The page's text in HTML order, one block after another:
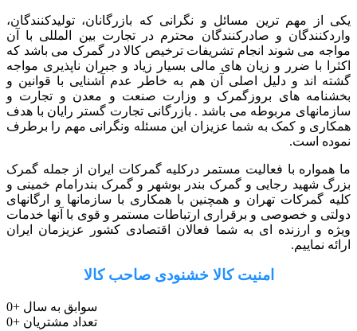
یکی از مهم ترین مسائل و نگرانی که بازرگانان، تولیدکنندگان،
واردکنندگان و صادرکنندگان محترم در تجارت بین المللی با آن
مواجه می شوند انجام تشریفات ترخیص کالا در گمرک می باشد که
اکثرا با ضرر و زیان های مالی بسیار زیاد و جبران ناپذیری مواجه
گشته اند و دلیل اصلی آن هم به خاطر عدم آشنایی با قوانین و
بخشنامه های بروزگمرک و وزارت صنعت و معدن و تجارت و
سازمانهای مربوطه می باشد . بازرگانی تجارت گستر رایان با هدف
همکاری و کمک به شما عزیزان این مسئله ونگرانی مهم را برطرف
نموده است.
ما همواره با فعالیت مستمر درکلیه گمرکات ایران از جمله گمرک
بزرگ شهید رجایی و گمرک بندر بوشهر و گمرک بندرامام خمینی و
کلیه گمرکات تهران و همچنین با همکاری با سازمانها و ارگانهای
دولتی و خصوصی و برقراری ارتباطات مستمر و قوی با آنها خدمات
ویژه و ارزنده ای به شما فعالان اقتصادی کشور عزیزمان ایران
ارائه نماییم.
امنیت کالا خشنودی صاحب کالا
0+ سوابق به سال
0+ تعداد مشتریان